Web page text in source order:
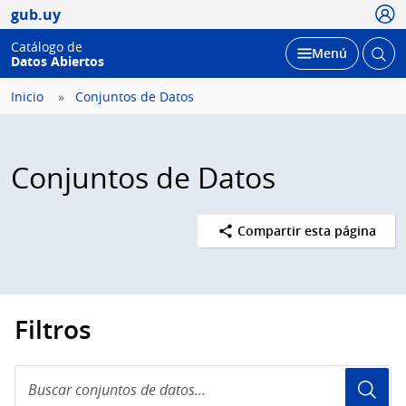
gub.uy
Catálogo de
Datos Abiertos
Desplegar
Menú Abrir
Inicio Conjuntos de Datos
Conjuntos de Datos
Compartir esta página
Filtros
conjuntos